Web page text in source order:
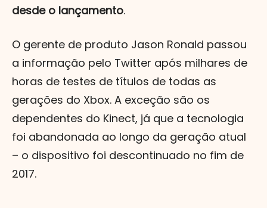
desde o lançamento.
O gerente de produto Jason Ronald passou
a informação pelo Twitter após milhares de
horas de testes de títulos de todas as
gerações do Xbox. A exceção são os
dependentes do Kinect, já que a tecnologia
foi abandonada ao longo da geração atual
– o dispositivo foi descontinuado no fim de
2017.